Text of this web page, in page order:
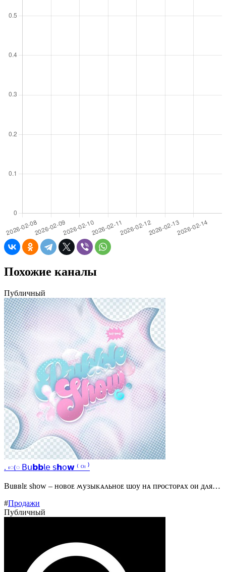
Похожие каналы
Публичный
. ᰵᰨ 𝖡𝗎𝗯𝗯𝗅𝖾 𝗌𝗵𝗈𝘄 ⁽ ᴼᶦ ⁾
Buʙʙlᴇ shᴏw – нᴏʙᴏᴇ ʍуɜыᴋᴀᴧьнᴏᴇ ɯᴏу нᴀ ᴨᴩᴏᴄᴛᴏᴩᴀх ᴏи дᴧя…
#Продажи
Публичный